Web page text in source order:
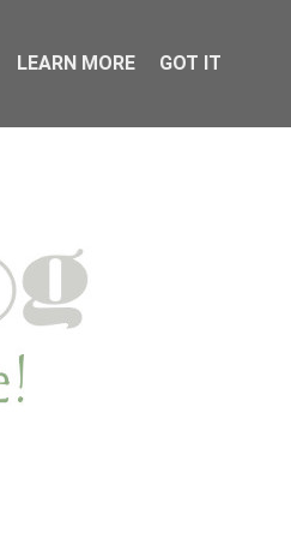
LEARN MORE GOT IT